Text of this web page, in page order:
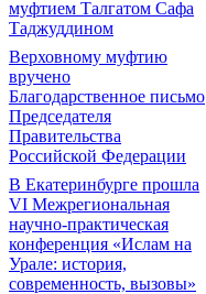
муфтием Талгатом Сафа
Таджуддином
Верховному муфтию
вручено
Благодарственное письмо
Председателя
Правительства
Российской Федерации
В Екатеринбурге прошла
VI Межрегиональная
научно-практическая
конференция «Ислам на
Урале: история,
современность, вызовы»